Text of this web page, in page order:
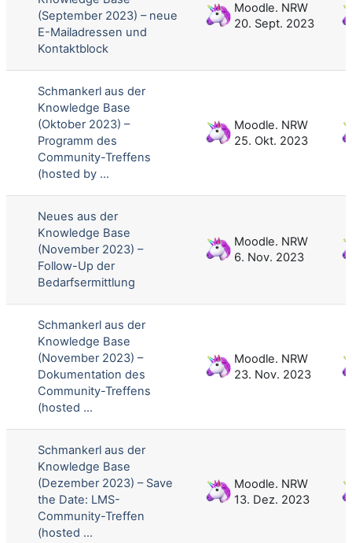
(September 2023) – neue
E-Mailadressen und
Kontaktblock
Moodle. NRW
20. Sept. 2023
Schmankerl aus der
Knowledge Base
(Oktober 2023) –
Programm des
Community-Treffens
(hosted by ...
Moodle. NRW
25. Okt. 2023
Neues aus der
Knowledge Base
(November 2023) –
Follow-Up der
Bedarfsermittlung
Moodle. NRW
6. Nov. 2023
Schmankerl aus der
Knowledge Base
(November 2023) –
Dokumentation des
Community-Treffens
(hosted ...
Moodle. NRW
23. Nov. 2023
Schmankerl aus der
Knowledge Base
(Dezember 2023) – Save
the Date: LMS-
Community-Treffen
(hosted ...
Moodle. NRW
13. Dez. 2023